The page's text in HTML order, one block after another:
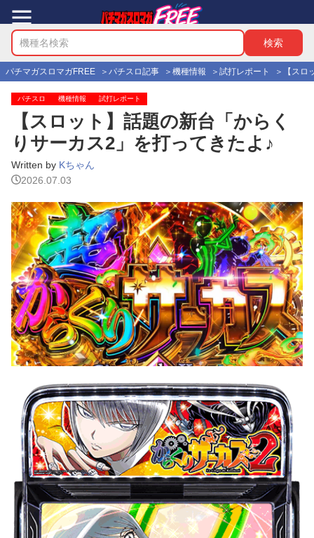
パチマガスロマガFREE パチスロ記事 機種情報 試打レポート 【ス
パチスロ 機種情報 試打レポート
【スロット】話題の新台「からく
りサーカス2」を打ってきたよ♪
Written by Kちゃん
2026.07.03